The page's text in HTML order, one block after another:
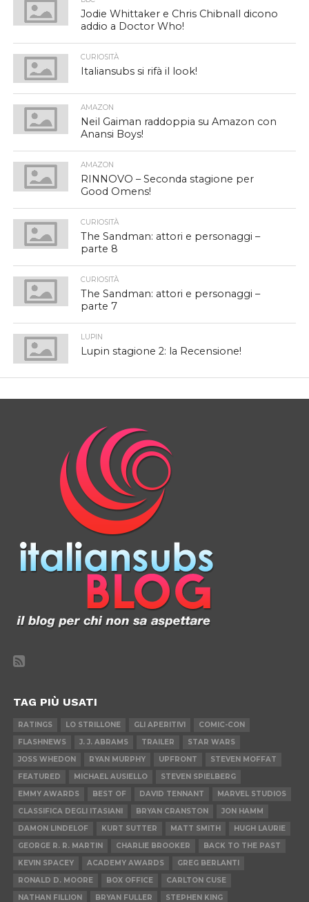
Jodie Whittaker e Chris Chibnall dicono
addio a Doctor Who!
CURIOSITÀ
Italiansubs si rifà il look!
AMAZON
Neil Gaiman raddoppia su Amazon con
Anansi Boys!
AMAZON
RINNOVO – Seconda stagione per
Good Omens!
CURIOSITÀ
The Sandman: attori e personaggi –
parte 8
CURIOSITÀ
The Sandman: attori e personaggi –
parte 7
LUPIN
Lupin stagione 2: la Recensione!
TAG PIÙ USATI
RATINGS LO STRILLONE GLI APERITIVI
COMIC-CON
FLASHNEWS
J. J. ABRAMS TRAILER
STAR WARS
JOSS WHEDON
RYAN MURPHY UPFRONT
STEVEN MOFFAT
FEATURED
MICHAEL AUSIELLO
STEVEN SPIELBERG
EMMY AWARDS
BEST OF DAVID TENNANT
MARVEL STUDIOS
CLASSIFICA DEGLI ITASIANI
BRYAN CRANSTON
JON HAMM
DAMON LINDELOF
KURT SUTTER MATT SMITH
HUGH LAURIE
GEORGE R. R. MARTIN
CHARLIE BROOKER
BACK TO THE PAST
KEVIN SPACEY
ACADEMY AWARDS
GREG BERLANTI
RONALD D. MOORE
BOX OFFICE
CARLTON CUSE
NATHAN FILLION
BRYAN FULLER STEPHEN KING